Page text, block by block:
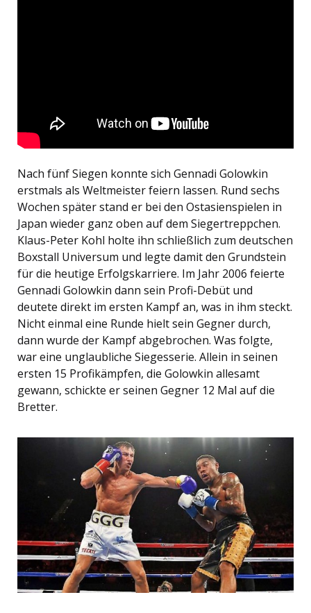
Nach fünf Siegen konnte sich Gennadi Golowkin
erstmals als Weltmeister feiern lassen. Rund sechs
Wochen später stand er bei den Ostasienspielen in
Japan wieder ganz oben auf dem Siegertreppchen.
Klaus-Peter Kohl holte ihn schließlich zum deutschen
Boxstall Universum und legte damit den Grundstein
für die heutige Erfolgskarriere. Im Jahr 2006 feierte
Gennadi Golowkin dann sein Profi-Debüt und
deutete direkt im ersten Kampf an, was in ihm steckt.
Nicht einmal eine Runde hielt sein Gegner durch,
dann wurde der Kampf abgebrochen. Was folgte,
war eine unglaubliche Siegesserie. Allein in seinen
ersten 15 Profikämpfen, die Golowkin allesamt
gewann, schickte er seinen Gegner 12 Mal auf die
Bretter.